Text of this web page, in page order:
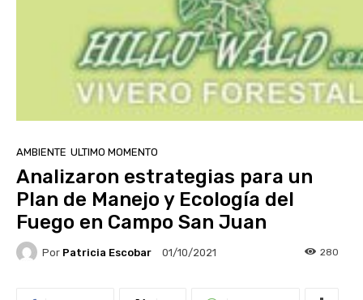
AMBIENTE ULTIMO MOMENTO
Analizaron estrategias para un
Plan de Manejo y Ecología del
Fuego en Campo San Juan
Por Patricia Escobar 01/10/2021 280